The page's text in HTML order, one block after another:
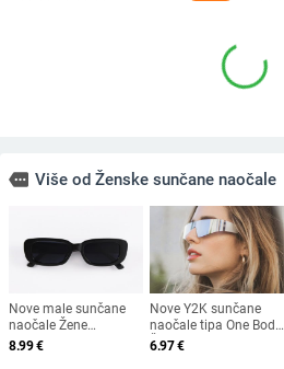
more Više od Ženske sunčane naočale
Nove male sunčane
naočale Žene
Muškarci Trendy
8.99€
Nove Y2K sunčane
naočale tipa One Body
Ženske modne
6.97€